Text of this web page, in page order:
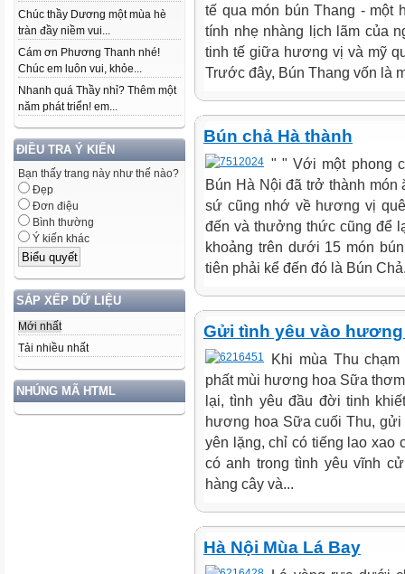
Chúc thầy Dương một mùa hè
tràn đầy niềm vui...
Cám ơn Phương Thanh nhé!
Chúc em luôn vui, khỏe...
Nhanh quá Thầy nhỉ? Thêm một
năm phát triển! em...
ĐIỀU TRA Ý KIẾN
Bạn thấy trang này như thế nào?
Đẹp
Đơn điệu
Bình thường
Ý kiến khác
SẮP XẾP DỮ LIỆU
Mới nhất
Tải nhiều nhất
NHÚNG MÃ HTML
tế qua món bún Thang - một
tính nhẹ nhàng lịch lãm của
tinh tế giữa hương vị và mỹ
Trước đây, Bún Thang vốn là
Bún chả Hà thành
" " Với một phong
Bún Hà Nội đã trở thành
sứ cũng nhớ về hương vị
đến và thưởng thức cũng để
khoảng trên dưới 15 món
tiên phải kể đến đó là Bún
Gửi tình yêu vào
Khi mùa Thu
phất mùi hương hoa Sữa
lại, tình yêu đầu đời tinh
hương hoa Sữa cuối Thu,
yên lặng, chỉ có tiếng lao xao
có anh trong tình yêu vĩnh
hàng cây và...
Hà Nội Mùa Lá Bay